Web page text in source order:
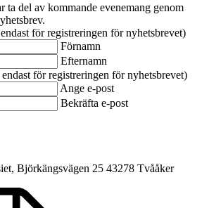
ta del av kommande evenemang genom
för registreringen för nyhetsbrevet)
Förnamn
Efternamn
för registreringen för nyhetsbrevet)
Ange e-post
Bekräfta e-post
Björkängsvägen 25 43278 Tvååker